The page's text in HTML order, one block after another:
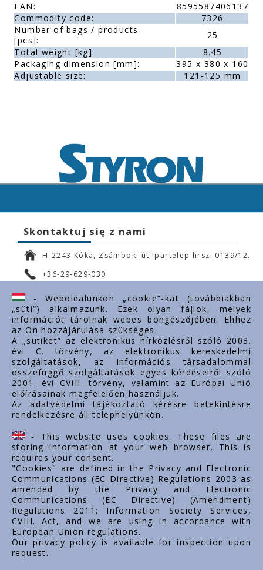
EAN:
8595587406137
Commodity code:
7326
Number of bags / products
[pcs]:
25
Total weight [kg]:
8.45
Packaging dimension [mm]:
395 x 380 x 160
Adjustable size:
121-125 mm
Skontaktuj się z nami
H-2243 Kóka, Zsámboki út Ipartelep hrsz. 0139/12.
+36-29-629-030
ertekesites@styron.hu
export@styron.hu
www.styron.hu
Important links
O nas
Dokumenty
Kontakt
Kariera zawodowa
- Weboldalunkon „cookie”-kat (továbbiakban
„süti”) alkalmazunk. Ezek olyan fájlok, melyek
információt tárolnak webes böngészőjében. Ehhez
az Ön hozzájárulása szükséges.
A „sütiket” az elektronikus hírközlésről szóló 2003.
évi C. törvény, az elektronikus kereskedelmi
szolgáltatások, az információs társadalommal
összefüggő szolgáltatások egyes kérdéseiről szóló
2001. évi CVIII. törvény, valamint az Európai Unió
előírásainak megfelelően használjuk.
Az adatvédelmi tájékoztató kérésre betekintésre
rendelkezésre áll telephelyünkön.
- This website uses cookies. These files are
storing information at your web browser. This is
requires your consent.
"Cookies" are defined in the Privacy and Electronic
Communications (EC Directive) Regulations 2003 as
amended by the Privacy and Electronic
Communications (EC Directive) (Amendment)
Regulations 2011; Information Society Services,
CVIII. Act, and we are using in accordance with
European Union regulations.
Our privacy policy is available for inspection upon
request.